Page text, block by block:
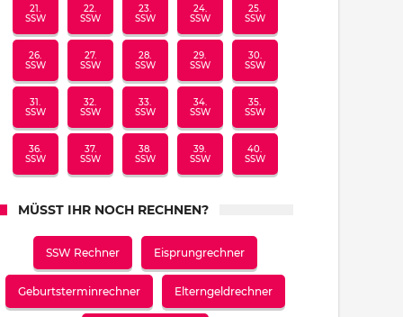
21.
SSW
22.
SSW
23.
SSW
24.
SSW
25.
SSW
26.
SSW
27.
SSW
28.
SSW
29.
SSW
30.
SSW
31.
SSW
32.
SSW
33.
SSW
34.
SSW
35.
SSW
36.
SSW
37.
SSW
38.
SSW
39.
SSW
40.
SSW
MÜSST IHR NOCH RECHNEN?
SSW Rechner Eisprungrechner
Geburtsterminrechner Elterngeldrechner